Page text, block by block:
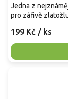
199 Kč / ks
Jedna z
pro zářivě